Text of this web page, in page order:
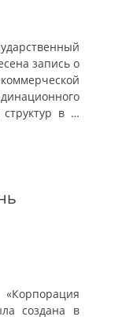
запись о
в …
создана в